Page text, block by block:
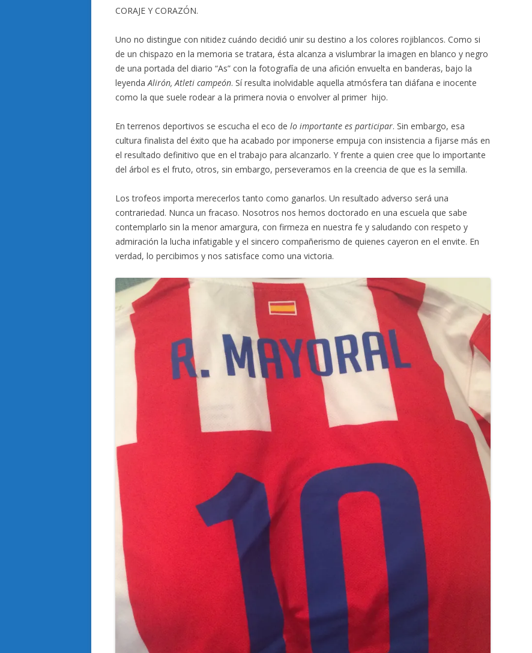
CORAJE Y CORAZÓN.
Uno no distingue con nitidez cuándo decidió unir su destino a los colores rojiblancos. Como si
de un chispazo en la memoria se tratara, ésta alcanza a vislumbrar la imagen en blanco y negro
de una portada del diario “As” con la fotografía de una afición envuelta en banderas, bajo la
leyendaAlirón, Atleti campeón. Sí resulta inolvidable aquella atmósfera tan diáfana e inocente
como la que suele rodear a la primera novia o envolver al primer hijo.
En terrenos deportivos se escucha el eco de lo importante es participar. Sin embargo, esa
cultura finalista del éxito que ha acabado por imponerse empuja con insistencia a fijarse más en
el resultado definitivo que en el trabajo para alcanzarlo. Y frente a quien cree que lo importante
del árbol es el fruto, otros, sin embargo, perseveramos en la creencia de que es la semilla.
Los trofeos importa merecerlos tanto como ganarlos. Un resultado adverso será una
contrariedad. Nunca un fracaso. Nosotros nos hemos doctorado en una escuela que sabe
contemplarlo sin la menor amargura, con firmeza en nuestra fe y saludando con respeto y
admiración la lucha infatigable y el sincero compañerismo de quienes cayeron en el envite. En
verdad, lo percibimos y nos satisface como una victoria.